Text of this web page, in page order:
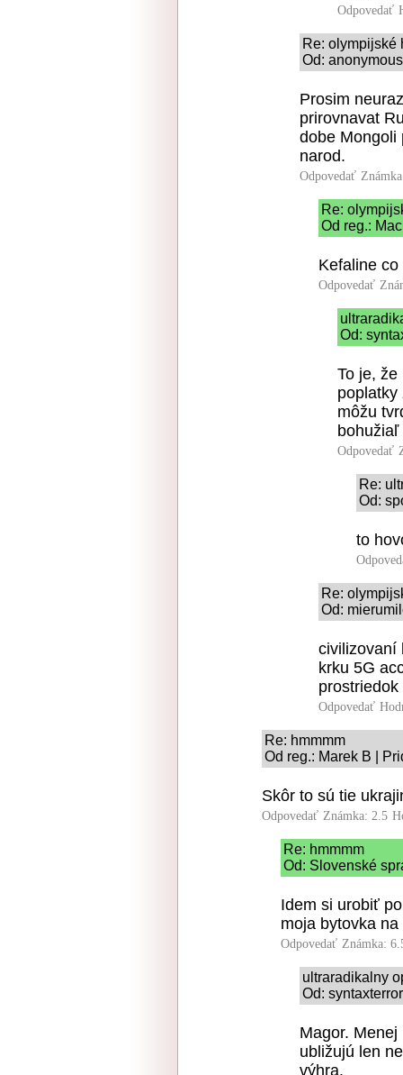
Odpovedať
Re: olympijské
Od:
Prosim
prirovnavat
dobe Mongoli
narod.
Odpovedať
Re:
Od reg.:
Kefaline
Odpovedať
Od:
To je,
poplatky
môžu
Odpovedať
Re:
Od:
to
Re:
Od:
civilizovaní
krku 5G
Odpovedať
Re: hmmmm
Od reg.: Marek B |
Skôr to sú tie
Odpovedať Známka: 2.5
Re: hmmmm
Od: Slovenské
Idem si urobiť
moja bytovka
Odpovedať Známka:
ultraradikalny
Od:
Magor.
ubližujú len
výhra.